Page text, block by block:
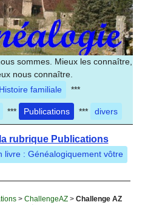
sommes. Mieux les connaître,
nous connaître.
Histoire familiale ***
*** Publications *** divers
rubrique Publications
livre : Généalogiquement vôtre
> ChallengeAZ> Challenge AZ